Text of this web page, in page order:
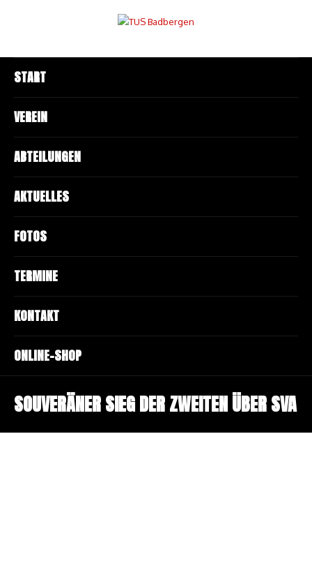
START
VEREIN
ABTEILUNGEN
AKTUELLES
FOTOS
TERMINE
KONTAKT
ONLINE-SHOP
SOUVERÄNER SIEG DER ZWEITEN ÜBER SVA